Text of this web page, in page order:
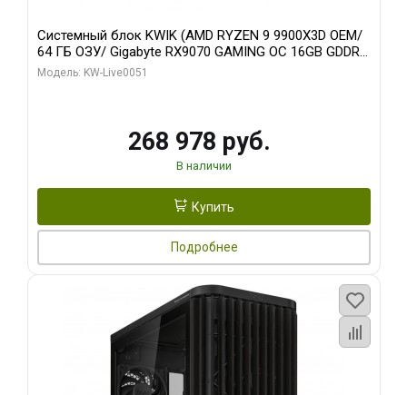
Системный блок KWIK (AMD RYZEN 9 9900X3D OEM/
64 ГБ ОЗУ/ Gigabyte RX9070 GAMING OC 16GB GDDR6
256bit 2xDP 2xH/ 960 ГБ SSD)
Модель: KW-Live0051
268 978 руб.
В наличии
Купить
Подробнее